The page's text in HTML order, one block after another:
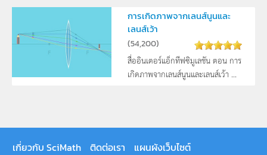
การเกิดภาพจากเลนส์นูนและ
เลนส์เว้า
(54,200)
สื่ออินเตอร์แอ็กทีฟซิมูเลชัน ตอน การ
เกิดภาพจากเลนส์นูนและเลนส์เว้า ...
เกี่ยวกับ SciMath ติดต่อเรา
แผนผังเว็บไซต์